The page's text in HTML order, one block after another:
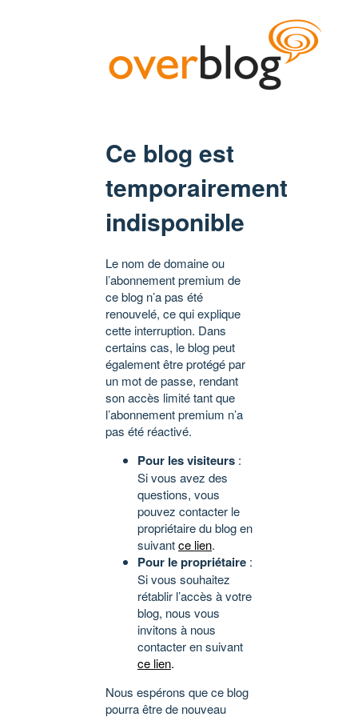
Ce blog est
temporairement
indisponible
Le nom de domaine ou
l’abonnement premium de
ce blog n’a pas été
renouvelé, ce qui explique
cette interruption. Dans
certains cas, le blog peut
également être protégé par
un mot de passe, rendant
son accès limité tant que
l’abonnement premium n’a
pas été réactivé.
Pour les visiteurs :
Si vous avez des
questions, vous
pouvez contacter le
propriétaire du blog en
suivantce lien.
Pour le propriétaire :
Si vous souhaitez
rétablir l’accès à votre
blog, nous vous
invitons à nous
contacter en suivant
ce lien.
Nous espérons que ce blog
pourra être de nouveau